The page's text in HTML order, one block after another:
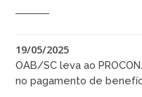
19/05/2025
OAB/SC leva ao
no pagamento de